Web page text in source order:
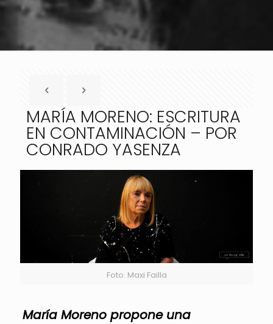
MARÍA MORENO: ESCRITURA
EN CONTAMINACIÓN – POR
CONRADO YASENZA
Foto: Maxi Failla
María Moreno propone una